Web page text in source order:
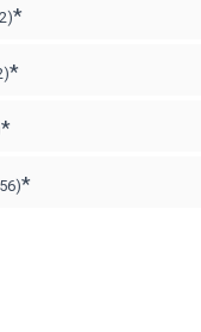
*
*
*
*